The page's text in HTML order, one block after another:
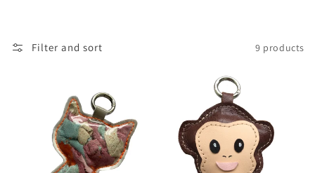
Filter and sort 9 products